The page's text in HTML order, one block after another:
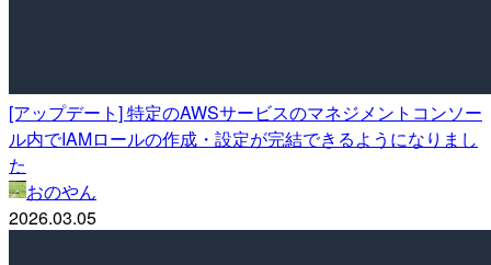
[アップデート] 特定のAWSサービスのマネジメントコンソー
ル内でIAMロールの作成・設定が完結できるようになりまし
た
おのやん
2026.03.05